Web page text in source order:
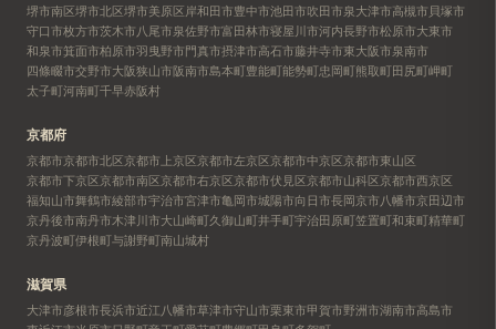
堺市南区堺市北区堺市美原区岸和田市豊中市池田市吹田市泉大津市高槻市 貝塚市
守口市枚方市茨木市八尾市泉佐野市富田林市寝屋川市河内長野市松原市大東市
和泉市箕面市柏原市羽曳野市門真市摂津市高石市藤井寺市東大阪市泉南市
四條畷市交野市大阪狭山市阪南市島本町豊能町能勢町忠岡町熊取町田尻町岬町
太子町河南町千早赤阪村
京都府
京都市京都市北区京都市上京区京都市左京区京都市中京区京都市東山区
京都市下京区京都市南区京都市右京区京都市伏見区京都市山科区京都市西京区
福知山市舞鶴市綾部市宇治市宮津市亀岡市城陽市向日市長岡京市八幡市京田辺市
京丹後市南丹市木津川市大山崎町久御山町井手町宇治田原町笠置町和束町精華町
京丹波町伊根町与謝野町南山城村
滋賀県
大津市彦根市長浜市近江八幡市草津市守山市栗東市甲賀市野洲市湖南市高島市